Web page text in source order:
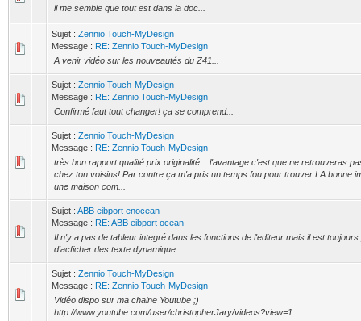
il me semble que tout est dans la doc...
Sujet : Zennio Touch-MyDesign
Message : RE: Zennio Touch-MyDesign
A venir vidéo sur les nouveautés du Z41...
Sujet : Zennio Touch-MyDesign
Message : RE: Zennio Touch-MyDesign
Confirmé faut tout changer! ça se comprend...
Sujet : Zennio Touch-MyDesign
Message : RE: Zennio Touch-MyDesign
très bon rapport qualité prix originalité... l'avantage c'est que ne retrouveras
chez ton voisins! Par contre ça m'a pris un temps fou pour trouver LA bonne
une maison com...
Sujet : ABB eibport enocean
Message : RE: ABB eibport ocean
Il n'y a pas de tableur integré dans les fonctions de l'editeur mais il est toujours
d'acficher des texte dynamique...
Sujet : Zennio Touch-MyDesign
Message : RE: Zennio Touch-MyDesign
Vidéo dispo sur ma chaine Youtube ;)
http://www.youtube.com/user/christopherJary/videos?view=1